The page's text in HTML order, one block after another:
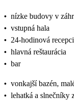
• nízke budovy v
• vstupná hala
• 24-hodinová
• hlavná reštaurácia
• bar
• vonkajší bazén,
• lehatká a slnečníky